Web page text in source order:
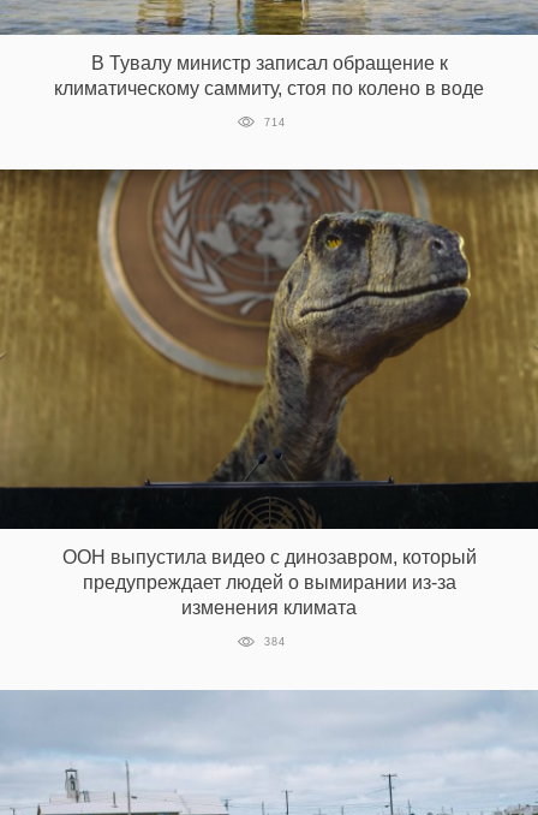
В Тувалу министр записал обращение к
климатическому саммиту, стоя по колено в воде
714
ООН выпустила видео с динозавром, который
предупреждает людей о вымирании из-за
изменения климата
384